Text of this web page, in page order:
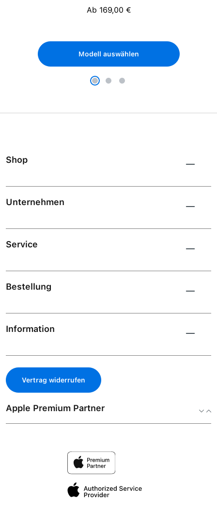
Regulärer Preis:
Ab 169,00 €
Modell auswählen
Shop
Unternehmen
Service
Bestellung
Information
Vertrag widerrufen
Apple Premium Partner